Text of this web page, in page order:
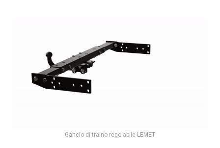
Gancio di traino regolabile LEMET